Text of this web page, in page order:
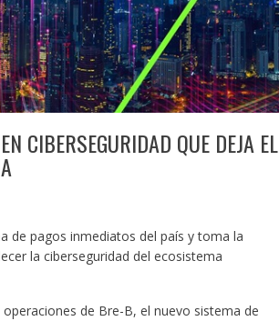
CIBERSEGURIDAD QUE DEJA EL
de pagos inmediatos del país y toma la
la ciberseguridad del ecosistema
de Bre-B, el nuevo sistema de